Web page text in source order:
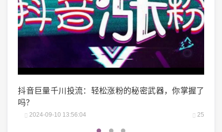
握了微博阅读量1万：如何轻松实现你的阅读量突破？
2024-10-04 06:00:07 22